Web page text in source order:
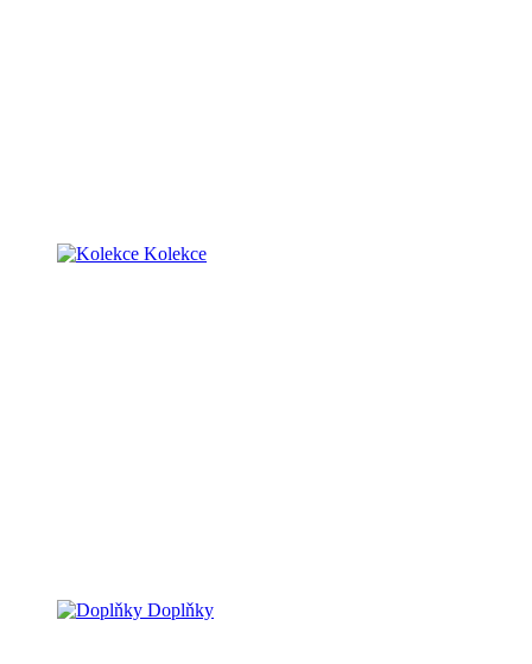
Kolekce
Doplňky